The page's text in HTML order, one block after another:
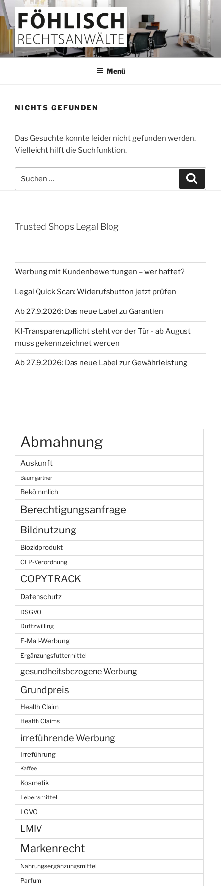
Zum
Inhalt
springen
FÖHLISCH
Rechtsanwälte
Menü
NICHTS GEFUNDEN
Das Gesuchte konnte leider nicht gefunden werden.
Vielleicht hilft die Suchfunktion.
nach:
Trusted Shops Legal Blog
Werbung mit Kundenbewertungen – wer haftet?
Legal Quick Scan: Widerufsbutton jetzt prüfen
Ab 27.9.2026: Das neue Label zu Garantien
KI-Transparenzpflicht steht vor der Tür - ab August
muss gekennzeichnet werden
Ab 27.9.2026: Das neue Label zur Gewährleistung
Abmahnung
Auskunft
Baumgartner
Bekömmlich
Berechtigungsanfrage
Bildnutzung
Biozidprodukt
CLP-Verordnung
COPYTRACK
Datenschutz
DSGVO
Duftzwilling
E-Mail-Werbung
Ergänzungsfuttermittel
gesundheitsbezogene Werbung
Grundpreis
Health Claim
Health Claims
irreführende Werbung
Irreführung
Kaffee
Kosmetik
Lebensmittel
LGVO
LMIV
Markenrecht
Nahrungsergänzungsmittel
Parfum